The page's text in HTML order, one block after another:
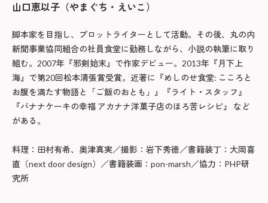
山口恵以子（やまぐち・えいこ）
脚本家を目指し、プロットライターとして活動。その後、丸の内
新聞事業協同組合の社員食堂に勤務しながら、小説の執筆に取り
組む。2007年『邪剣始末』で作家デビュー。2013年『月下上
海』で第20回松本清張賞受賞。近著に『めしのせ食堂: こころと
お腹を満たす物語と「ご飯のおとも」』『ライト・スタッフ』
『バナナケーキの幸福 アカナナ洋菓子店のほろ苦レシピ』 など
がある。
料理：田村有希、奥津真実／撮影：岩下秀徳／書籍装丁：大岡喜
直（next door design）／書籍装画：pon-marsh／協力：PHP研
究所